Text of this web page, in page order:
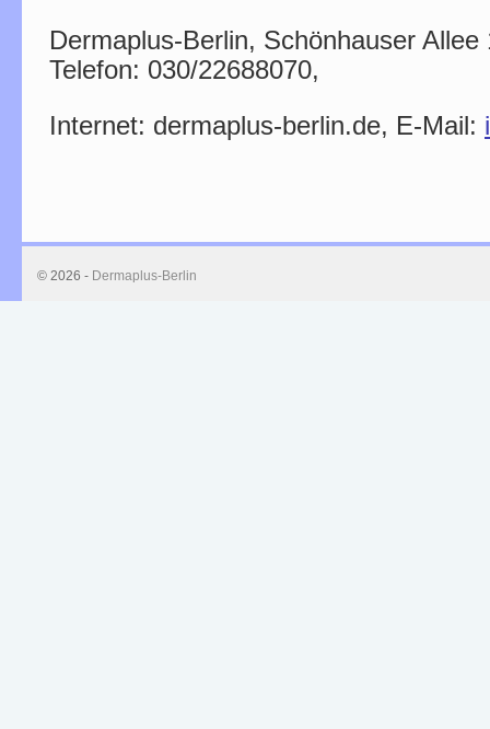
Dermaplus-Berlin, Schönhauser
Telefon: 030/22688070,
Internet: dermaplus-berlin.de, E-Mail:
© 2026 - Dermaplus-Berlin